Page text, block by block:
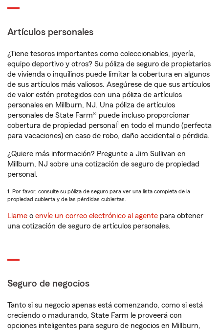
Artículos personales
¿Tiene tesoros importantes como coleccionables, joyería,
equipo deportivo y otros? Su póliza de seguro de propietarios
de vivienda o inquilinos puede limitar la cobertura en algunos
de sus artículos más valiosos. Asegúrese de que sus artículos
de valor estén protegidos con una póliza de artículos
personales en Millburn, NJ. Una póliza de artículos
personales de State Farm® puede incluso proporcionar
cobertura de propiedad personal 1 en todo el mundo (perfecta
para vacaciones) en caso de robo, daño accidental o pérdida.
¿Quiere más información? Pregunte a Jim Sullivan en
Millburn, NJ sobre una cotización de seguro de propiedad
personal.
1. Por favor, consulte su póliza de seguro para ver una lista completa de la
propiedad cubierta y de las pérdidas cubiertas.
Llame o envíe un correo electrónico al agente para obtener
una cotización de seguro de artículos personales.
Seguro de negocios
Tanto si su negocio apenas está comenzando, como si está
creciendo o madurando, State Farm le proveerá con
opciones inteligentes para seguro de negocios en Millburn,